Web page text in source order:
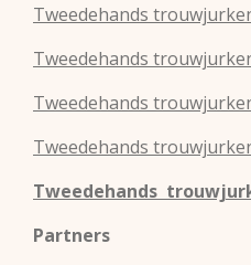
Tweedehands
Tweedehands
Tweedehands
Tweedehands
Tweedehands
Partners